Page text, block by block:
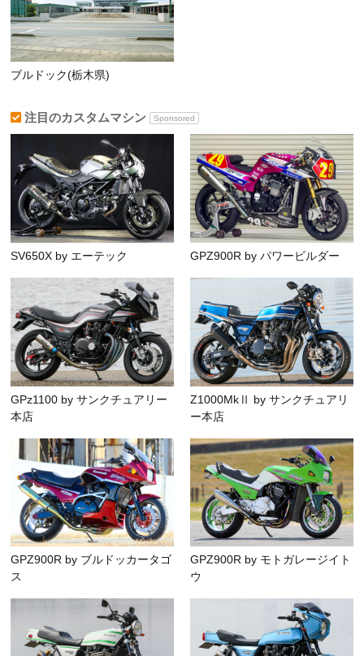
ブルドック(栃木県)
注目のカスタムマシン Sponsored
SV650X by エーテック GPZ900R by パワービルダー
GPz1100 by サンクチュアリー
本店
Z1000MkⅡ by サンクチュアリ
ー本店
GPZ900R by ブルドッカータゴ
ス
GPZ900R by モトガレージイト
ウ